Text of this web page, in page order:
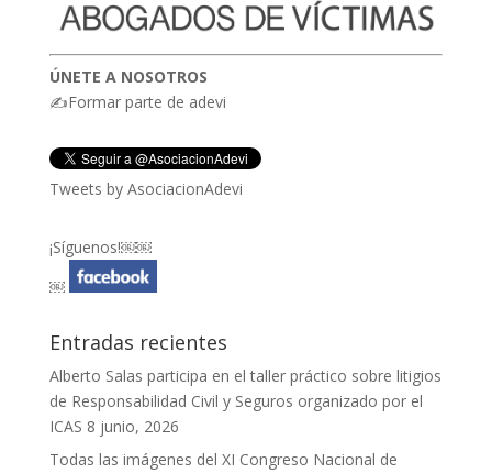
ÚNETE A NOSOTROS
✍Formar parte de adevi
Tweets by AsociacionAdevi
¡Síguenos!￼￼
￼
Entradas recientes
Alberto Salas participa en el taller práctico sobre litigios
de Responsabilidad Civil y Seguros organizado por el
ICAS 8 junio, 2026
Todas las imágenes del XI Congreso Nacional de